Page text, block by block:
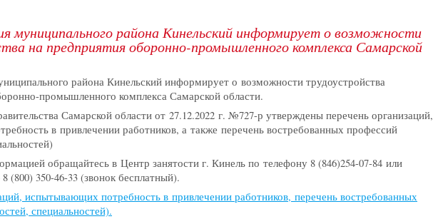
муниципального района Кинельский информирует о возможности
на предприятия оборонно-промышленного комплекса Самарской
района Кинельский информирует о возможности трудоустройства
промышленного комплекса Самарской области.
Самарской области от 27.12.2022 г. №727-р утверждены перечень организаций,
в привлечении работников, а также перечень востребованных профессий
обращайтесь в Центр занятости г. Кинель по телефону 8 (846)254-07-84 или
(800) 350-46-33 (звонок бесплатный).
испытывающих потребность в привлечении работников, перечень востребованных
специальностей).